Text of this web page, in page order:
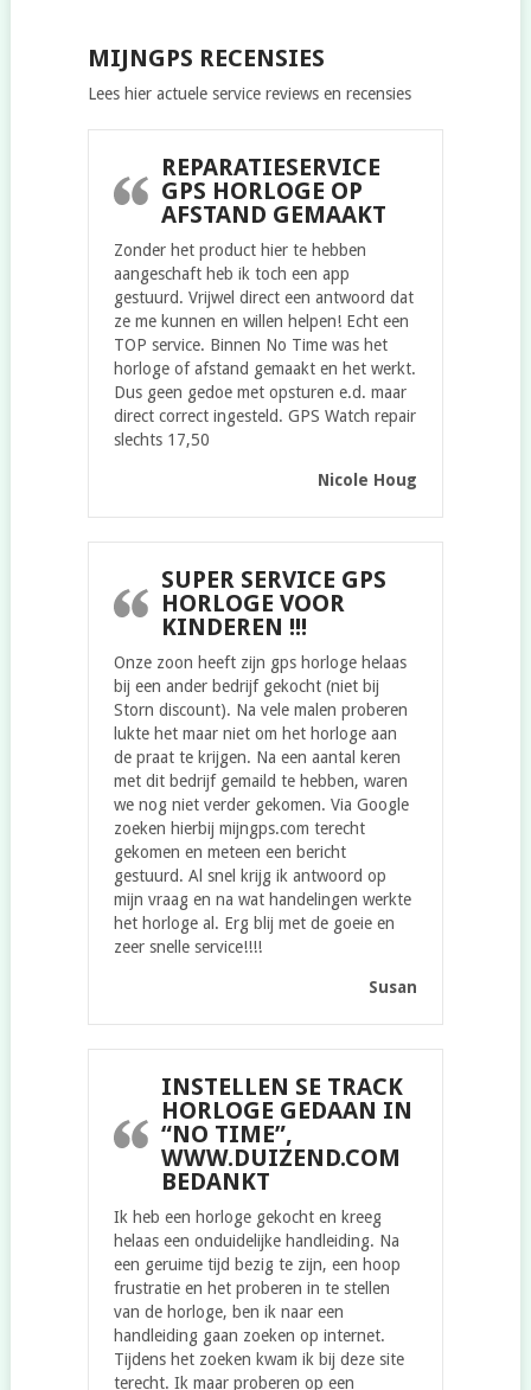
MIJNGPS RECENSIES
Lees hier actuele service reviews en recensies
REPARATIESERVICE
GPS HORLOGE OP
AFSTAND GEMAAKT
Zonder het product hier te hebben
aangeschaft heb ik toch een app
gestuurd. Vrijwel direct een antwoord dat
ze me kunnen en willen helpen! Echt een
TOP service. Binnen No Time was het
horloge of afstand gemaakt en het werkt.
Dus geen gedoe met opsturen e.d. maar
direct correct ingesteld. GPS Watch repair
slechts 17,50
Nicole Houg
SUPER SERVICE GPS
HORLOGE VOOR
KINDEREN !!!
Onze zoon heeft zijn gps horloge helaas
bij een ander bedrijf gekocht (niet bij
Storn discount). Na vele malen proberen
lukte het maar niet om het horloge aan
de praat te krijgen. Na een aantal keren
met dit bedrijf gemaild te hebben, waren
we nog niet verder gekomen. Via Google
zoeken hierbij mijngps.com terecht
gekomen en meteen een bericht
gestuurd. Al snel krijg ik antwoord op
mijn vraag en na wat handelingen werkte
het horloge al. Erg blij met de goeie en
zeer snelle service!!!!
Susan
INSTELLEN SE TRACK
HORLOGE GEDAAN IN
“NO TIME”,
WWW.DUIZEND.COM
BEDANKT
Ik heb een horloge gekocht en kreeg
helaas een onduidelijke handleiding. Na
een geruime tijd bezig te zijn, een hoop
frustratie en het proberen in te stellen
van de horloge, ben ik naar een
handleiding gaan zoeken op internet.
Tijdens het zoeken kwam ik bij deze site
terecht. Ik maar proberen op een